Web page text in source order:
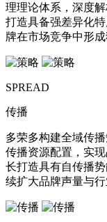
理理论体系，深度
打造具备强差异化
牌在市场竞争中形成
SPREAD
传播
多荣多构建全域传
传播资源配置，实
长打造具有自传播
续扩大品牌声量与行